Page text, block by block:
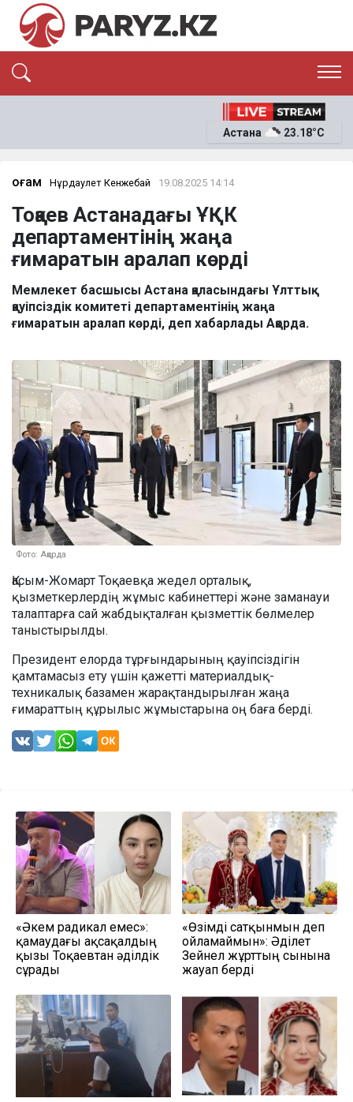
ЭКОНОМИКА
ОҚИҒА
News
Астана 23.18°C
Қоғам Нұрдаулет Кенжебай 19.08.2025 14:14
Тоқаев Астанадағы ҰҚК
департаментінің жаңа
ғимаратын аралап көрді
Мемлекет басшысы Астана қаласындағы Ұлттық
қауіпсіздік комитеті департаментінің жаңа
ғимаратын аралап көрді, деп хабарлады Ақорда.
Фото: Ақорда
Қасым-Жомарт Тоқаевқа жедел орталық,
қызметкерлердің жұмыс кабинеттері және заманауи
талаптарға сай жабдықталған қызметтік бөлмелер
таныстырылды.
Президент елорда тұрғындарының қауіпсіздігін
қамтамасыз ету үшін қажетті материалдық-
техникалық базамен жарақтандырылған жаңа
ғимараттың құрылыс жұмыстарына оң баға берді.
«Әкем радикал емес»:
қамаудағы ақсақалдың
қызы Тоқаевтан әділдік
сұрады
«Өзімді сатқынмын деп
ойламаймын»: Әділет
Зейнел жұрттың сынына
жауап берді